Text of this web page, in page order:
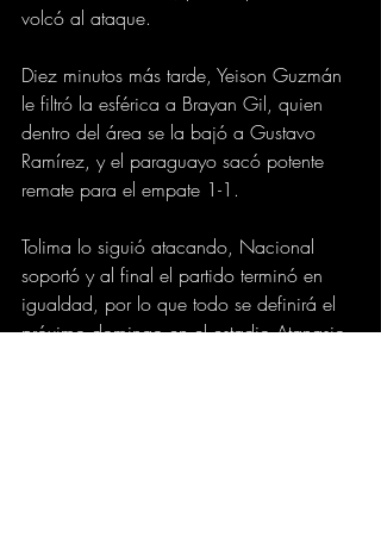
volcó al ataque.
Diez minutos más tarde, Yeison Guzmán
le filtró la esférica a Brayan Gil, quien
dentro del área se la bajó a Gustavo
Ramírez, y el paraguayo sacó potente
remate para el empate 1-1.
Tolima lo siguió atacando, Nacional
soportó y al final el partido terminó en
igualdad, por lo que todo se definirá el
próximo domingo en el estadio Atanasio